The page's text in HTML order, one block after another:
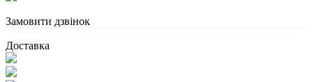
Замовити дзвінок
Доставка